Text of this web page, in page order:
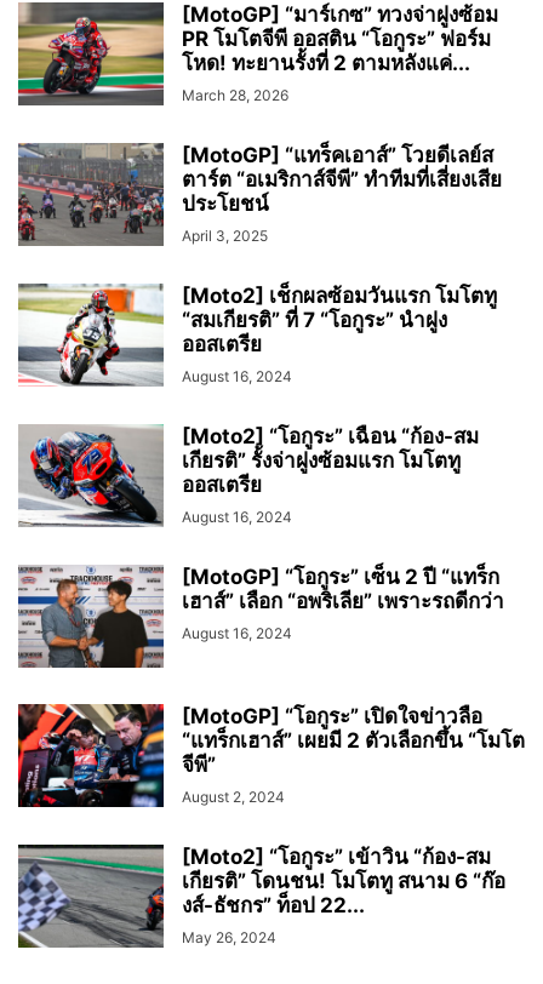
[MotoGP] “มาร์เกซ” ทวงจ่าฝูงซ้อม
PR โมโตจีพี ออสติน “โอกูระ” ฟอร์ม
โหด! ทะยานรั้งที่ 2 ตามหลังแค่...
March 28, 2026
[MotoGP] “แทร็คเอาส์” โวยดีเลย์ส
ตาร์ต “อเมริกาส์จีพี” ทำทีมที่เสี่ยงเสีย
ประโยชน์
April 3, 2025
[Moto2] เช็กผลซ้อมวันแรก โมโตทู
“สมเกียรติ” ที่ 7 “โอกูระ” นำฝูง
ออสเตรีย
August 16, 2024
[Moto2] “โอกูระ” เฉือน “ก้อง-สม
เกียรติ” รั้งจ่าฝูงซ้อมแรก โมโตทู
ออสเตรีย
August 16, 2024
[MotoGP] “โอกูระ” เซ็น 2 ปี “แทร็ก
เฮาส์” เลือก “อพริเลีย” เพราะรถดีกว่า
August 16, 2024
[MotoGP] “โอกูระ” เปิดใจข่าวลือ
“แทร็กเฮาส์” เผยมี 2 ตัวเลือกขึ้น “โมโต
จีพี”
August 2, 2024
[Moto2] “โอกูระ” เข้าวิน “ก้อง-สม
เกียรติ” โดนชน! โมโตทู สนาม 6 “ก๊อ
งส์-ธัชกร” ท็อป 22...
May 26, 2024